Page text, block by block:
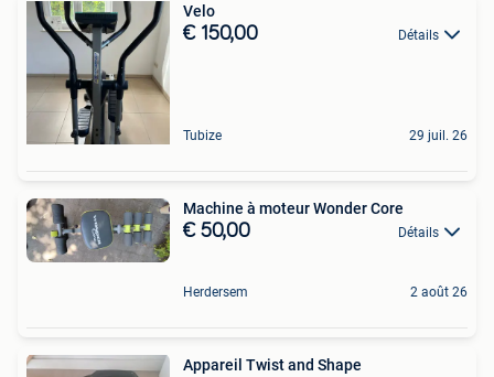
Velo
€ 150,00 Détails
Tubize 29 juil. 26
Machine à moteur Wonder Core
€ 50,00 Détails
Herdersem 2 août 26
Appareil Twist and Shape